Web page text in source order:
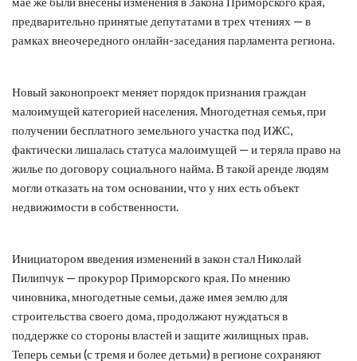
предварительно принятые депутатами в трех чтениях — в
рамках внеочередного онлайн-заседания парламента региона.
Новый законопроект меняет порядок признания граждан
малоимущей категорией населения. Многодетная семья, при
получении бесплатного земельного участка под ИЖС,
фактически лишалась статуса малоимущей — и теряла право на
жилье по договору социального найма. В такой аренде людям
могли отказать на том основании, что у них есть объект
недвижимости в собственности.
Инициатором введения изменений в закон стал Николай
Пилипчук — прокурор Приморского края. По мнению
чиновника, многодетные семьи, даже имея землю для
строительства своего дома, продолжают нуждаться в
поддержке со стороны властей и защите жилищных прав.
Теперь семьи (с тремя и более детьми) в регионе сохраняют